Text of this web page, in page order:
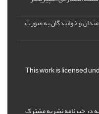
و خوانندگان به صورت
This work is licensed
در خبرنامه نشریه مشترک